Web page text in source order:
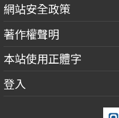
網站安全政策
著作權聲明
本站使用正體字
登入